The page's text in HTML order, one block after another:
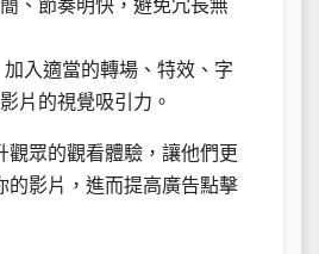
、節奏明快，避免冗長無
加入適當的轉場、特效、字
片的視覺吸引力。
觀眾的觀看體驗，讓他們更
的影片，進而提高廣告點擊